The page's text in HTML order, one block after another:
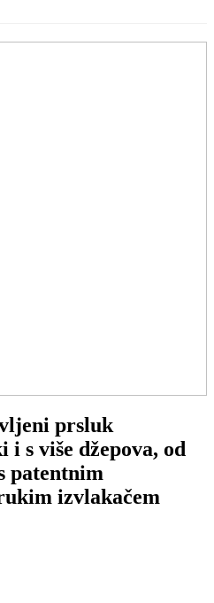
prsluk
i s više džepova, od
patentnim
izvlakačem